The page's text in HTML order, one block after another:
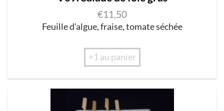
€11,50
Feuille d'algue, fraise, tomate séchée
+1 au panier